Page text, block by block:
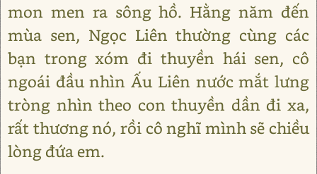
mon men ra sông hồ. Hằng năm đến
mùa sen, Ngọc Liên thường cùng các
bạn trong xóm đi thuyền hái sen, cô
ngoái đầu nhìn Ấu Liên nước mắt lưng
tròng nhìn theo con thuyền dần đi xa,
rất thương nó, rồi cô nghĩ mình sẽ chiều
lòng đứa em.